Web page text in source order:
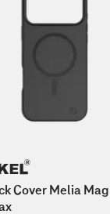
Cover Melia